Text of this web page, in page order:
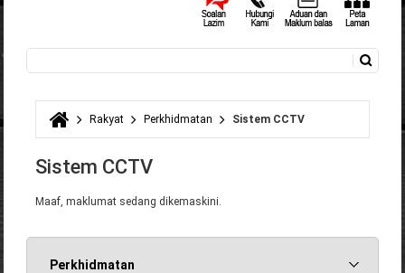
Borang carian
Anda di sini
Rakyat Perkhidmatan Sistem CCTV
Sistem CCTV
Maaf, maklumat sedang dikemaskini.
Perkhidmatan